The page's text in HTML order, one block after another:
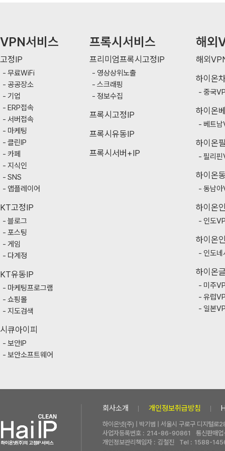
VPN서비스
고정IP
무료WiFi
공공장소
기업
ERP접속
서버접속
마케팅
클린IP
카페
지식인
SNS
앱플레이어
KT고정IP
블로그
포스팅
게임
다계정
KT유동IP
마케팅프로그램
쇼핑몰
지도검색
시큐아이피
보안IP
보안소프트웨어
프록시서비스
프리미엄프록시고정IP
영상상위노출
스크래핑
정보수집
프록시고정IP
프록시유동IP
프록시서버+IP
해외
해외
하이온
중국
하이온
베트
하이온
필리
하이온
동남
하이온
인도
하이온
인도
하이온
미주
유럽
일본
회사소개 개인정보취급방침
하이온넷(주) | 박기범 | 서울시 구로구 디지털
사업자등록번호 : 214-86-90861
통신판매
개인정보관리책임자 : 김철진 Tel : 1588-